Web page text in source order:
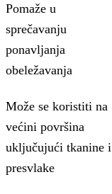
Pomaže u
sprečavanju
ponavljanja
obeležavanja
Može se koristiti na
većini površina
uključujući tkanine i
presvlake